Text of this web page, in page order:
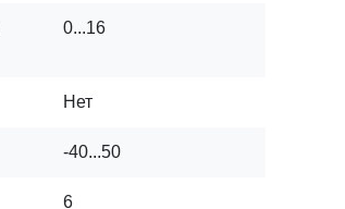
0...16
Нет
-40...50
6